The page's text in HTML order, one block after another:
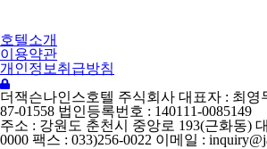
호텔소개
이용약관
개인정보취급방침
더잭슨나인스호텔 주식회사 대표자 : 최영
87-01558 법인등록번호 : 140111-0085149
주소 : 강원도 춘천시 중앙로 193(근화동)
0000 팩스 : 033)256-0022 이메일 :